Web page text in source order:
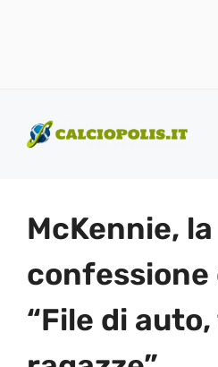
contenuto
McKennie, la
confessione
“File di